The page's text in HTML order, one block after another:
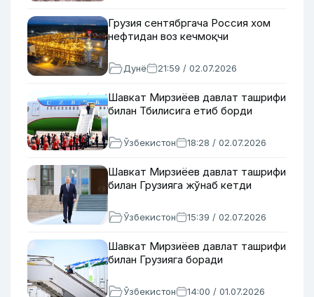
Грузия сентябргача Россия хом
нефтидан воз кечмоқчи
Дунё 21:59 / 02.07.2026
Шавкат Мирзиёев давлат ташрифи
билан Тбилисига етиб борди
Ўзбекистон 18:28 / 02.07.2026
Шавкат Мирзиёев давлат ташрифи
билан Грузияга жўнаб кетди
Ўзбекистон 15:39 / 02.07.2026
Шавкат Мирзиёев давлат ташрифи
билан Грузияга боради
Ўзбекистон 14:00 / 01.07.2026